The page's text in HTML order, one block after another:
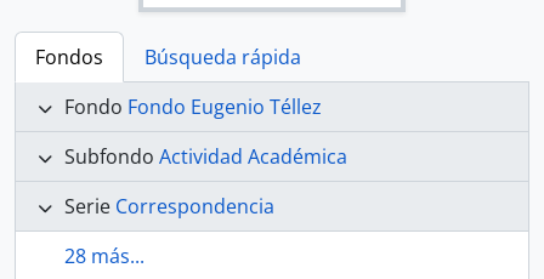
Fondos
Búsqueda rápida
Fondo Fondo Eugenio Téllez
Subfondo Actividad Académica
Serie Correspondencia
28 más...